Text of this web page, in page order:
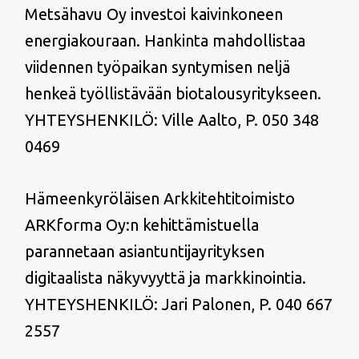
Metsähavu Oy investoi kaivinkoneen
energiakouraan. Hankinta mahdollistaa
viidennen työpaikan syntymisen neljä
henkeä työllistävään biotalousyritykseen.
YHTEYSHENKILÖ: Ville Aalto, P. 050 348
0469
Hämeenkyröläisen Arkkitehtitoimisto
ARKforma Oy:n kehittämistuella
parannetaan asiantuntijayrityksen
digitaalista näkyvyyttä ja markkinointia.
YHTEYSHENKILÖ: Jari Palonen, P. 040 667
2557